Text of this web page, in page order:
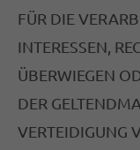
FÜR DIE
INTERESSEN,
ÜBERWIEGEN
DER
VERTEIDIGUNG